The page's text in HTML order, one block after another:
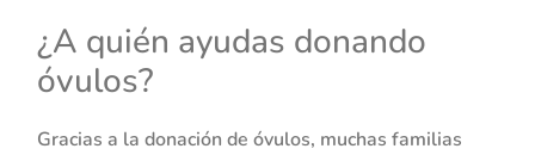
¿A quién ayudas donando
óvulos?
Gracias a la donación de óvulos, muchas familias